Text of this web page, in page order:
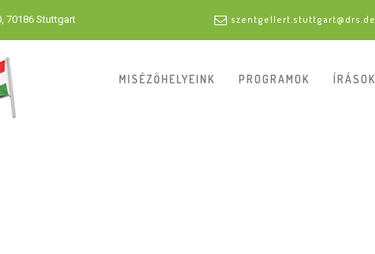
70186 Stuttgart szentgellert.stuttgart@drs.de
MISÉZŐHELYEINK PROGRAMOK ÍRÁSOK